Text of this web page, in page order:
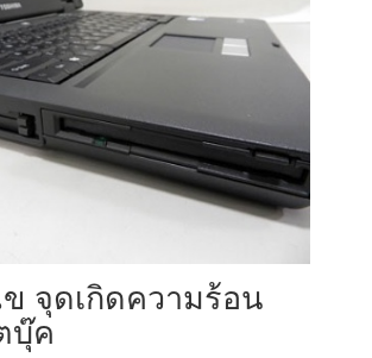
จุดเกิดความร้อน
บุ๊ค